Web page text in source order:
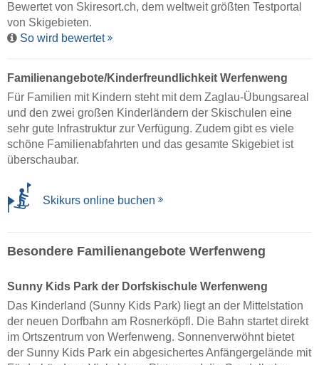
Bewertet von Skiresort.ch, dem weltweit größten Testportal
von Skigebieten.
So wird bewertet
Familienangebote/Kinderfreundlichkeit Werfenweng
Für Familien mit Kindern steht mit dem Zaglau-Übungsareal
und den zwei großen Kinderländern der Skischulen eine
sehr gute Infrastruktur zur Verfügung. Zudem gibt es viele
schöne Familienabfahrten und das gesamte Skigebiet ist
überschaubar.
Skikurs online buchen
Besondere Familienangebote Werfenweng
Sunny Kids Park der Dorfskischule Werfenweng
Das Kinderland (Sunny Kids Park) liegt an der Mittelstation
der neuen Dorfbahn am Rosnerköpfl. Die Bahn startet direkt
im Ortszentrum von Werfenweng. Sonnenverwöhnt bietet
der Sunny Kids Park ein abgesichertes Anfängergelände mit